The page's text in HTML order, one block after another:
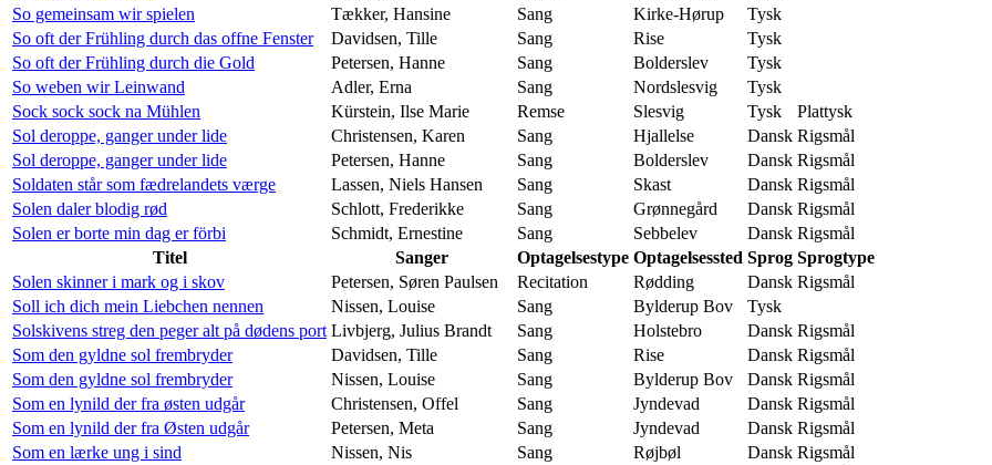
So gemeinsam wir spielen
Tækker, Hansine Sang Kirke-Hørup
Tysk
So oft der Frühling durch das offne Fenster
Davidsen, Tille Sang Rise
Tysk
So oft der Frühling durch die Gold
Petersen, Hanne Sang Bolderslev
Tysk
So weben wir Leinwand
Adler, Erna Sang Nordslesvig
Tysk
Sock sock sock na Mühlen
Kürstein, Ilse Marie Remse Slesvig Tysk
Plattysk
Sol deroppe, ganger under lide
Christensen, Karen Sang Hjallelse Dansk Rigsmål
Sol deroppe, ganger under lide
Petersen, Hanne Sang Bolderslev Dansk Rigsmål
Soldaten står som fædrelandets værge
Lassen, Niels Hansen Sang Skast Dansk Rigsmål
Solen daler blodig rød
Schlott, Frederikke Sang Grønnegård Dansk Rigsmål
Solen er borte min dag er förbi
Schmidt, Ernestine Sang Sebbelev Dansk Rigsmål
Titel
Sanger Optagelsestype Optagelsessted Sprog Sprogtype
Solen skinner i mark og i skov
Petersen, Søren Paulsen Recitation Rødding Dansk Rigsmål
Soll ich dich mein Liebchen nennen
Nissen, Louise Sang Bylderup Bov
Tysk
Solskivens streg den peger alt på dødens port Livbjerg, Julius Brandt Sang Holstebro Dansk Rigsmål
Som den gyldne sol frembryder
Davidsen, Tille Sang Rise Dansk Rigsmål
Som den gyldne sol frembryder
Nissen, Louise Sang Bylderup Bov Dansk Rigsmål
Som en lynild der fra østen udgår
Christensen, Offel Sang Jyndevad Dansk Rigsmål
Som en lynild der fra Østen udgår
Petersen, Meta Sang Jyndevad Dansk Rigsmål
Som en lærke ung i sind
Nissen, Nis Sang Røjbøl Dansk Rigsmål